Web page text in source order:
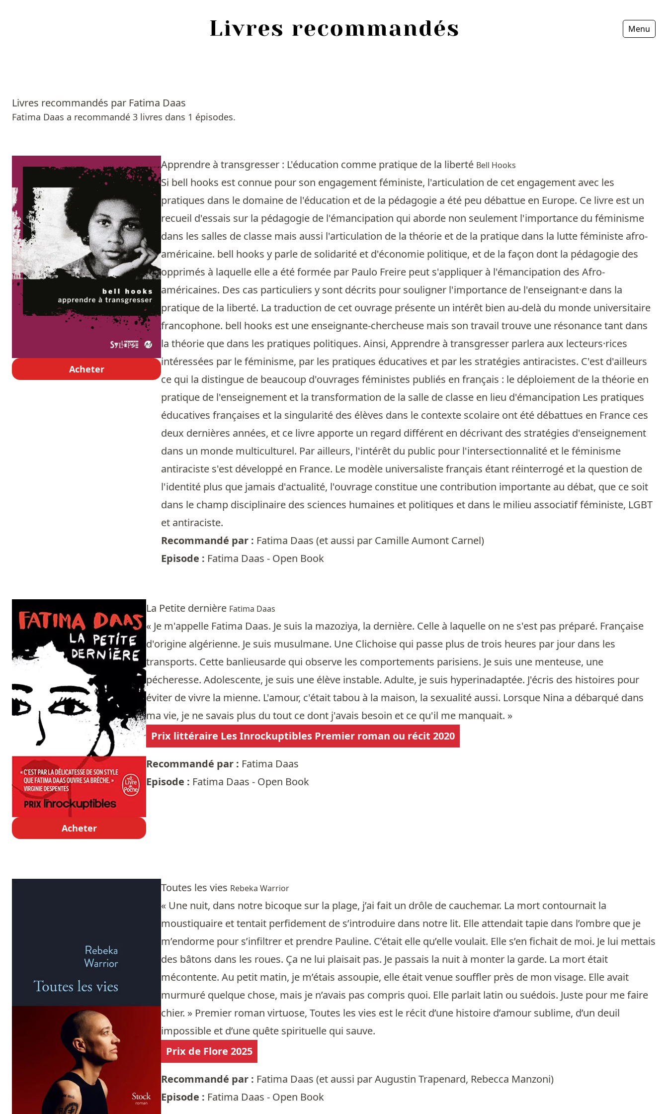
Menu
Livres recommandés par Fatima Daas
Fatima Daas a recommandé 3 livres dans 1 épisodes.
Acheter
Apprendre à transgresser : L'éducation comme pratique de la liberté Bell Hooks
Si bell hooks est connue pour son engagement féministe, l'articulation de cet engagement avec les
pratiques dans le domaine de l'éducation et de la pédagogie a été peu débattue en Europe. Ce livre est un
recueil d'essais sur la pédagogie de l'émancipation qui aborde non seulement l'importance du féminisme
dans les salles de classe mais aussi l'articulation de la théorie et de la pratique dans la lutte féministe afro-
américaine. bell hooks y parle de solidarité et d'économie politique, et de la façon dont la pédagogie des
opprimés à laquelle elle a été formée par Paulo Freire peut s'appliquer à l'émancipation des Afro-
américaines. Des cas particuliers y sont décrits pour souligner l'importance de l'enseignant·e dans la
pratique de la liberté. La traduction de cet ouvrage présente un intérêt bien au-delà du monde universitaire
francophone. bell hooks est une enseignante-chercheuse mais son travail trouve une résonance tant dans
la théorie que dans les pratiques politiques. Ainsi, Apprendre à transgresser parlera aux lecteurs·rices
intéressées par le féminisme, par les pratiques éducatives et par les stratégies antiracistes. C'est d'ailleurs
ce qui la distingue de beaucoup d'ouvrages féministes publiés en français : le déploiement de la théorie en
pratique de l'enseignement et la transformation de la salle de classe en lieu d'émancipation Les pratiques
éducatives françaises et la singularité des élèves dans le contexte scolaire ont été débattues en France ces
deux dernières années, et ce livre apporte un regard différent en décrivant des stratégies d'enseignement
dans un monde multiculturel. Par ailleurs, l'intérêt du public pour l'intersectionnalité et le féminisme
antiraciste s'est développé en France. Le modèle universaliste français étant réinterrogé et la question de
l'identité plus que jamais d'actualité, l'ouvrage constitue une contribution importante au débat, que ce soit
dans le champ disciplinaire des sciences humaines et politiques et dans le milieu associatif féministe, LGBT
et antiraciste.
Recommandé par : Fatima Daas (et aussi par Camille Aumont Carnel)
Episode : Fatima Daas - Open Book
Acheter
La Petite dernière Fatima Daas
« Je m'appelle Fatima Daas. Je suis la mazoziya, la dernière. Celle à laquelle on ne s'est pas préparé. Française
d'origine algérienne. Je suis musulmane. Une Clichoise qui passe plus de trois heures par jour dans les
transports. Cette banlieusarde qui observe les comportements parisiens. Je suis une menteuse, une
pécheresse. Adolescente, je suis une élève instable. Adulte, je suis hyperinadaptée. J'écris des histoires pour
éviter de vivre la mienne. L'amour, c'était tabou à la maison, la sexualité aussi. Lorsque Nina a débarqué dans
ma vie, je ne savais plus du tout ce dont j'avais besoin et ce qu'il me manquait. »
Prix littéraire Les Inrockuptibles Premier roman ou récit 2020
Recommandé par : Fatima Daas
Episode : Fatima Daas - Open Book
Toutes les vies Rebeka Warrior
« Une nuit, dans notre bicoque sur la plage, j’ai fait un drôle de cauchemar. La mort contournait la
moustiquaire et tentait perfidement de s’introduire dans notre lit. Elle attendait tapie dans l’ombre que je
m’endorme pour s’infiltrer et prendre Pauline. C’était elle qu’elle voulait. Elle s’en fichait de moi. Je lui mettais
des bâtons dans les roues. Ça ne lui plaisait pas. Je passais la nuit à monter la garde. La mort était
mécontente. Au petit matin, je m’étais assoupie, elle était venue souffler près de mon visage. Elle avait
murmuré quelque chose, mais je n’avais pas compris quoi. Elle parlait latin ou suédois. Juste pour me faire
chier. » Premier roman virtuose, Toutes les vies est le récit d’une histoire d’amour sublime, d’un deuil
impossible et d’une quête spirituelle qui sauve.
Prix de Flore 2025
Recommandé par : Fatima Daas (et aussi parAugustin Trapenard, Rebecca Manzoni)
Episode : Fatima Daas - Open Book
Sources
Livres
Livres les plus recommandés
Prix littéraires